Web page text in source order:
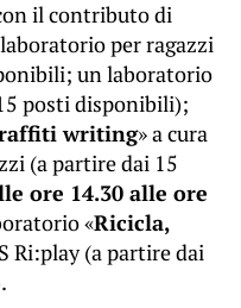
il contributo di
per ragazzi
un laboratorio
posti disponibili);
writing» a cura
(a partire dai 15
ore 14.30 alle ore
«Ricicla,
Ri:play (a partire dai